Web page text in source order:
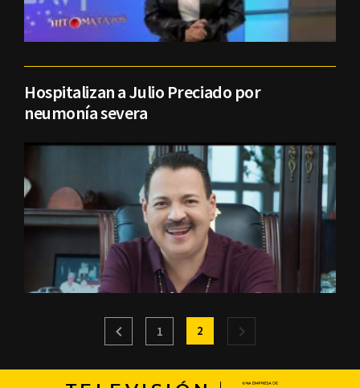
Hospitalizan a Julio Preciado por
neumonía severa
1 2